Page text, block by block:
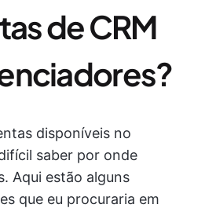
de CRM
disponíveis no
saber por onde
Aqui estão alguns
que eu procuraria em